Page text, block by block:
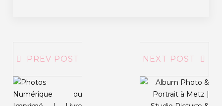
PREV POST NEXT POST